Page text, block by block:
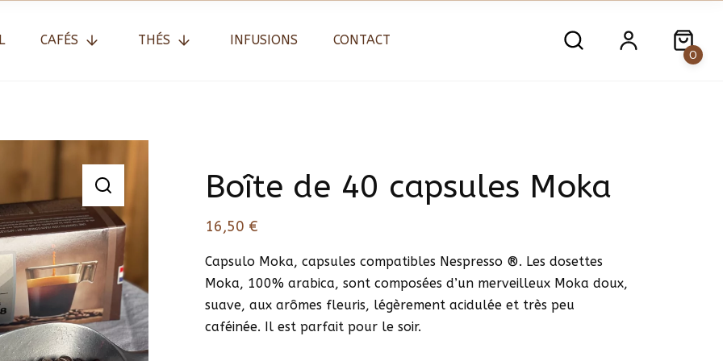
CAFÉS THÉS INFUSIONS CONTACT
0
Boîte de 40 capsules Moka
16,50 €
Capsulo Moka, capsules compatibles Nespresso ®. Les dosettes
Moka, 100% arabica, sont composées d’un merveilleux Moka doux,
suave, aux arômes fleuris, légèrement acidulée et très peu
caféinée. Il est parfait pour le soir.